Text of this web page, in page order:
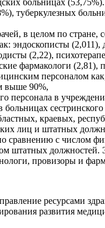
туберкулезных
в целом по стране,
эндоскописты
(2,22),
фармакологи (2,81),
персоналом
выше 90%,
персонала в
больницах
краевых,
лиц и штатных
сравнению с числом
штатных должностей.
провизоры и
ресурсами
развития